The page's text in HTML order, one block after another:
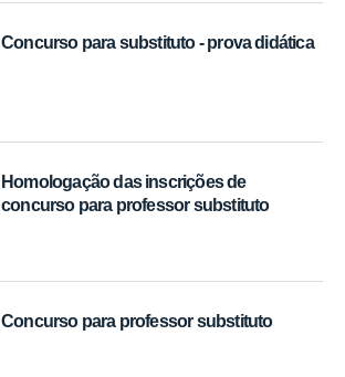
Concurso para substituto - prova didática
Homologação das inscrições de
concurso para professor substituto
Concurso para professor substituto